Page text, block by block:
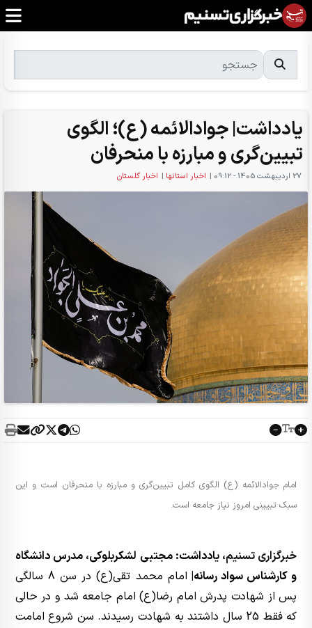
یادداشت| جوادالائمه (ع)؛ الگوی
تبیین‌گری و مبارزه با منحرفان
27 ارديبهشت 1405 - 09:12 | اخبار استانها | اخبار گلستان
امام جوادالائمه (ع) الگوی کامل تبیین‌گری و مبارزه با منحرفان است و این
سبک تبیینی امروز نیاز جامعه است.
خبرگزاری تسنیم، یادداشت: مجتبی لشکربلوکی، مدرس دانشگاه
و کارشناس سواد رسانه|
امام محمد تقی(ع) در سن 8 سالگی
پس از شهادت پدرش امام رضا(ع) امام جامعه شد و در حالی
که فقط 25 سال داشتند به شهادت رسیدند. سن شروع امامت